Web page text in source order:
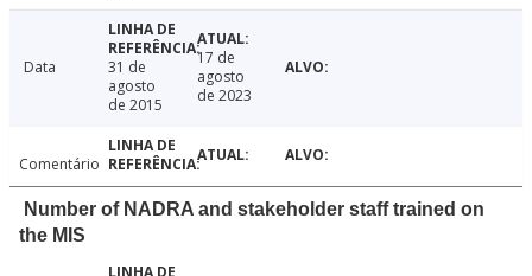
Data
31 de
agosto
de 2015
17 de
agosto
de 2023
Comentário
Number of NADRA and stakeholder staff trained on
the MIS